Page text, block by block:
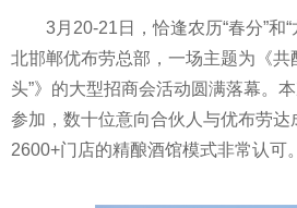
3月20-21日，恰逢农历“春分”和
北邯郸优布劳总部，一场主题为《共
头”》的大型招商会活动圆满落幕。
参加，数十位意向合伙人与优布劳
2600+门店的精酿酒馆模式非常认可。